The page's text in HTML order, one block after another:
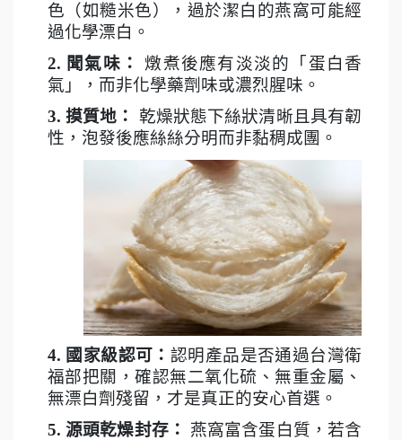
色（如糙米色），過於潔白的燕窩可能經
過化學漂白。
2. 聞氣味：
燉煮後應有淡淡的「蛋白香
氣」，而非化學藥劑味或濃烈腥味。
3.摸質地：
乾燥狀態下絲狀清晰且具有韌
性，泡發後應絲絲分明而非黏稠成團。
4. 國家級認可： 認明產品是否通過台灣衛
福部把關，確認無二氧化硫、無重金屬、
無漂白劑殘留，才是真正的安心首選。
5.源頭乾燥封存： 燕窩富含蛋白質，若含